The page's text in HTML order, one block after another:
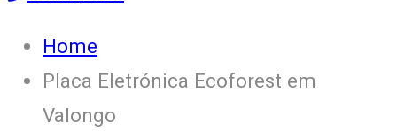
Home
Placa Eletrónica Ecoforest em
Valongo